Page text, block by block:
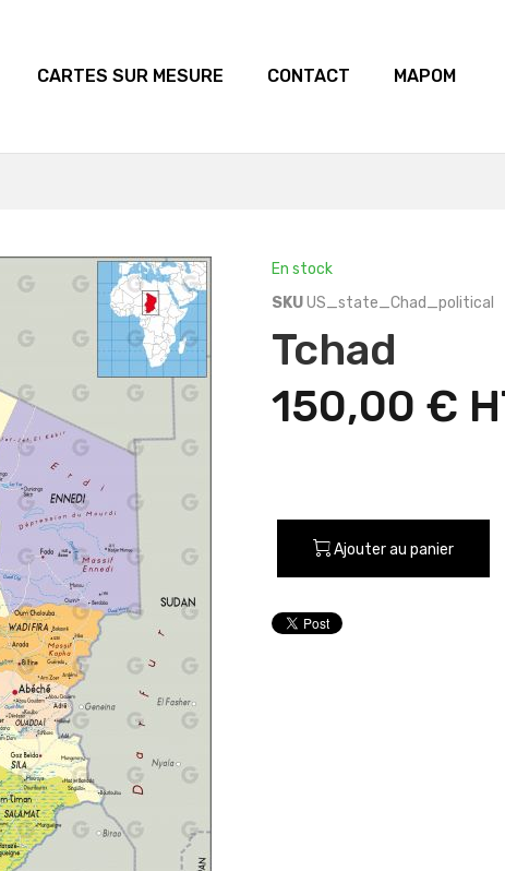
CARTES SUR MESURE CONTACT MAPOM
En stock
SKUUS_state_Chad_political
Tchad
150,00 €
Ajouter au panier